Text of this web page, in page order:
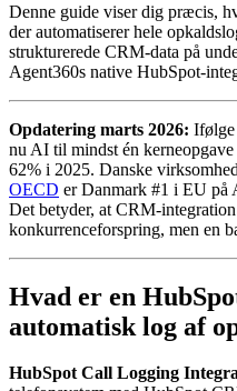
Denne guide viser dig præcis,
der automatiserer hele
strukturerede CRM-data på
Agent360s native HubSpot-
Opdatering marts 2026: Ifølge
nu AI til mindst én
62% i 2025. Danske
OECD er Danmark #1 i EU på
Det betyder, at CRM-
konkurrenceforspring, men en
Hvad er en
automatisk log af
HubSpot Call Logging